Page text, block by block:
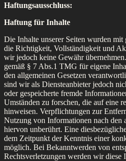
Haftungsausschluss:
Haftung für Inhalte
Die Inhalte unserer Seiten wurden
die Richtigkeit, Vollständigkeit und
wir jedoch keine Gewähr
gemäß § 7 Abs.1 TMG für eigene
den allgemeinen Gesetzen
sind wir als Diensteanbieter jedoch
oder gespeicherte fremde
Umständen zu forschen, die auf eine
hinweisen. Verpflichtungen zur
Nutzung von Informationen nach den
hiervon unberührt. Eine
dem Zeitpunkt der Kenntnis einer
möglich. Bei Bekanntwerden von
Rechtsverletzungen werden wir diese